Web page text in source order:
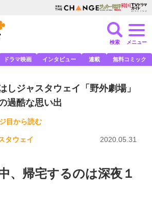
検索 メニュー
ドラマ映画 インタビュー 連載 無料コミック
しジャスタウェイ「野外劇場」
過酷な思い出
目から読む
タウェイ 2020.05.31
、帰宅するのは深夜１